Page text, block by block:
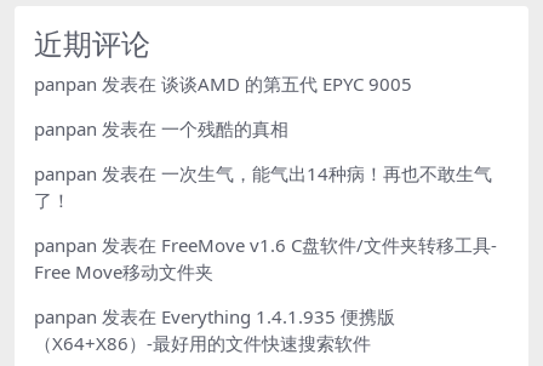
近期评论
panpan 发表在 谈谈AMD 的第五代 EPYC 9005
panpan 发表在 一个残酷的真相
panpan 发表在 一次生气，能气出14种病！再也不敢生气
了！
panpan 发表在 FreeMove v1.6 C盘软件/文件夹转移工具-
Free Move移动文件夹
panpan 发表在 Everything 1.4.1.935 便携版
（X64+X86）-最好用的文件快速搜索软件